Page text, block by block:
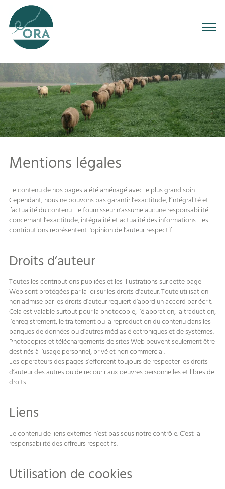
Mentions légales
Le contenu de nos pages a été aménagé avec le plus grand soin.
Cependant, nous ne pouvons pas garantir l'exactitude, l’intégralité et
l’actualité du contenu. Le fournisseur n'assume aucune responsabilité
concernant l'exactitude, intégralité et actualité des informations. Les
contributions représentent l'opinion de l'auteur respectif.
Droits d’auteur
Toutes les contributions publiées et les illustrations sur cette page
Web sont protégées par la loi sur les droits d'auteur. Toute utilisation
non admise par les droits d’auteur requiert d’abord un accord par écrit.
Cela est valable surtout pour la photocopie, l’élaboration, la traduction,
l’enregistrement, le traitement ou la reproduction du contenu dans les
banques de données ou d’autres médias électroniques et de systèmes.
Photocopies et téléchargements de sites Web peuvent seulement être
destinés à l’usage personnel, privé et non commercial.
Les operateurs des pages s’efforcent toujours de respecter les droits
d’auteur des autres ou de recourir aux oeuvres personnelles et libres de
droits.
Liens
Le contenu de liens externes n’est pas sous notre contrôle. C’est la
responsabilité des offreurs respectifs.
Utilisation de cookies